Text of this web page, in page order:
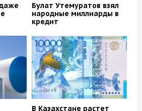
Булат Утемуратов взял
народные миллиарды в
кредит
В Казахстане растет